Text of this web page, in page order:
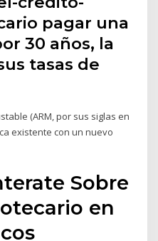
pagar una
30 años, la
tasas de
(ARM, por sus siglas en
existente con un nuevo
Sobre
en